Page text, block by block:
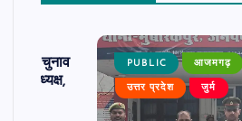
का चुनाव
बने अध्यक्ष,
PUBLIC आजमगढ़
उत्तर प्रदेश जुर्म